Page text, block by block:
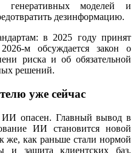
генеративных моделей и
дезинформацию.
в 2025 году принят
обсуждается закон о
риска и об обязательной
решений.
уже сейчас
опасен. Главный вывод в
ИИ становится новой
же, как раньше стали нормой
и защита клиентских баз.